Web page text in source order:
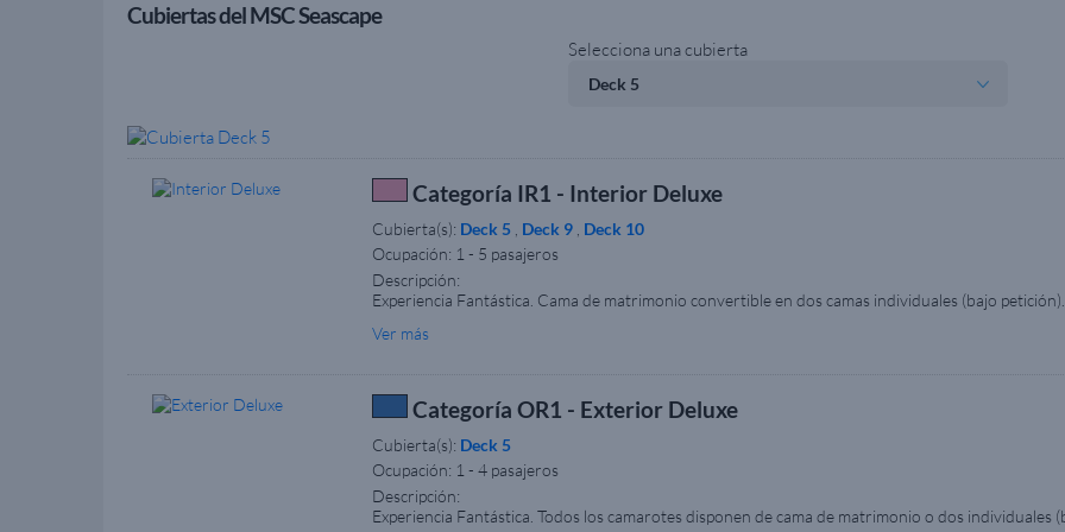
Cubiertas del MSC Seascape
Selecciona una cubierta
Categoría IR1 - Interior Deluxe
Cubierta(s): Deck 5 Deck 9 Deck 10
Ocupación: 1 - 5 pasajeros
Descripción:
Experiencia Fantástica. Cama de matrimonio convertible en dos camas individuales (bajo
interactiva, teléfono, minibar y caja fuerte. Tamaño aproximado del camarote: 14 m². Esta
por la compañía naviera. Nota: Dentro de la misma categoría de camarote, el tamaño, la
imágenes. La imagen se muestra únicamente con fines ilustrativos.
Ver más
Categoría OR1 - Exterior Deluxe
Cubierta(s): Deck 5
Ocupación: 1 - 4 pasajeros
Descripción:
Experiencia Fantástica. Todos los camarotes disponen de cama de matrimonio o dos